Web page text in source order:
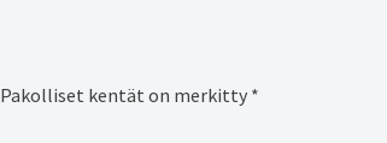
Pakolliset kentät on merkitty *